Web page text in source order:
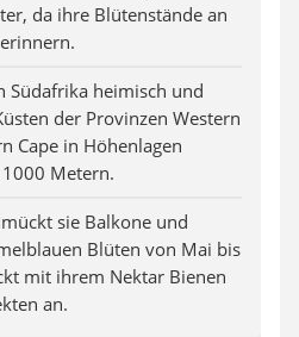
da ihre Blütenstände an
Südafrika heimisch und
der Provinzen Western
Cape in Höhenlagen
Metern.
sie Balkone und
Blüten von Mai bis
mit ihrem Nektar Bienen
an.